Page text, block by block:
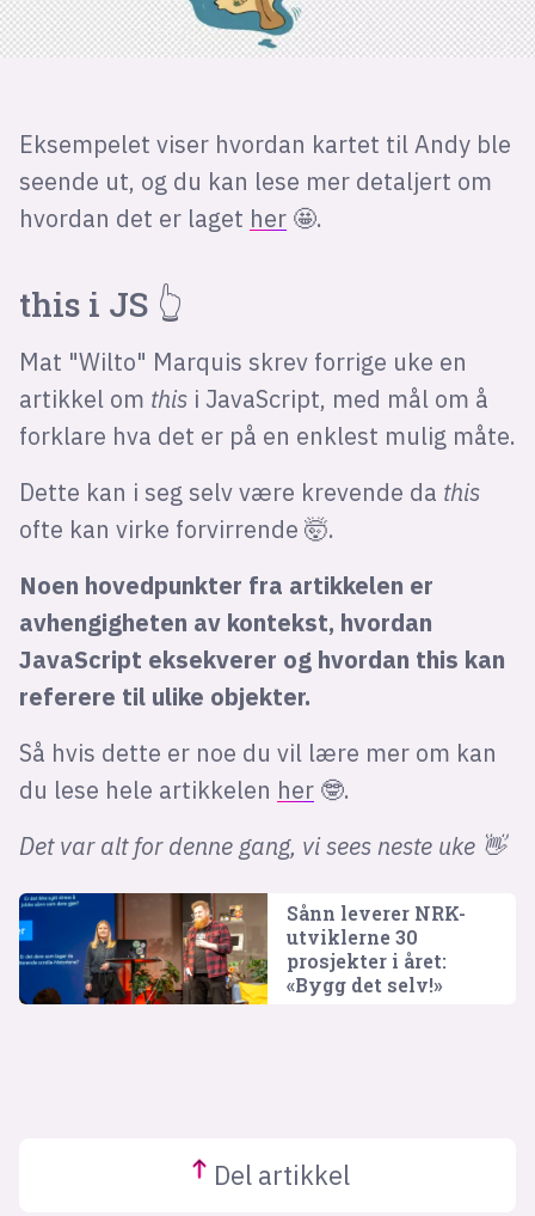
Eksempelet viser hvordan kartet til Andy ble
seende ut, og du kan lese mer detaljert om
hvordan det er laget her🤩.
this i JS 👆
Mat "Wilto" Marquis skrev forrige uke en
artikkel om this i JavaScript, med mål om å
forklare hva det er på en enklest mulig måte.
Dette kan i seg selv være krevende da this
ofte kan virke forvirrende 🤯.
Noen hovedpunkter fra artikkelen er
avhengigheten av kontekst, hvordan
JavaScript eksekverer og hvordan this kan
referere til ulike objekter.
Så hvis dette er noe du vil lære mer om kan
du lese hele artikkelen her🤓.
Det var alt for denne gang, vi sees neste uke 👋
Sånn leverer NRK-
utviklerne 30
prosjekter i året:
«Bygg det selv!»
Del artikkel